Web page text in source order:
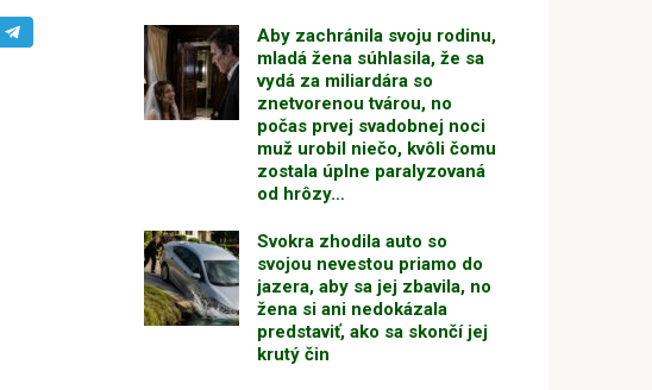
Aby zachránila svoju rodinu,
mladá žena súhlasila, že sa
vydá za miliardára so
znetvorenou tvárou, no
počas prvej svadobnej noci
muž urobil niečo, kvôli čomu
zostala úplne paralyzovaná
od hrôzy…
Svokra zhodila auto so
svojou nevestou priamo do
jazera, aby sa jej zbavila, no
žena si ani nedokázala
predstaviť, ako sa skončí jej
krutý čin